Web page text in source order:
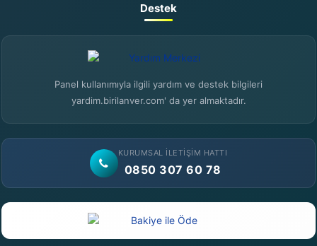
Destek
Panel kullanımıyla ilgili yardım ve destek bilgileri
yardim.birilanver.com' da yer almaktadır.
KURUMSAL İLETIŞIM HATTI
0850 307 60 78